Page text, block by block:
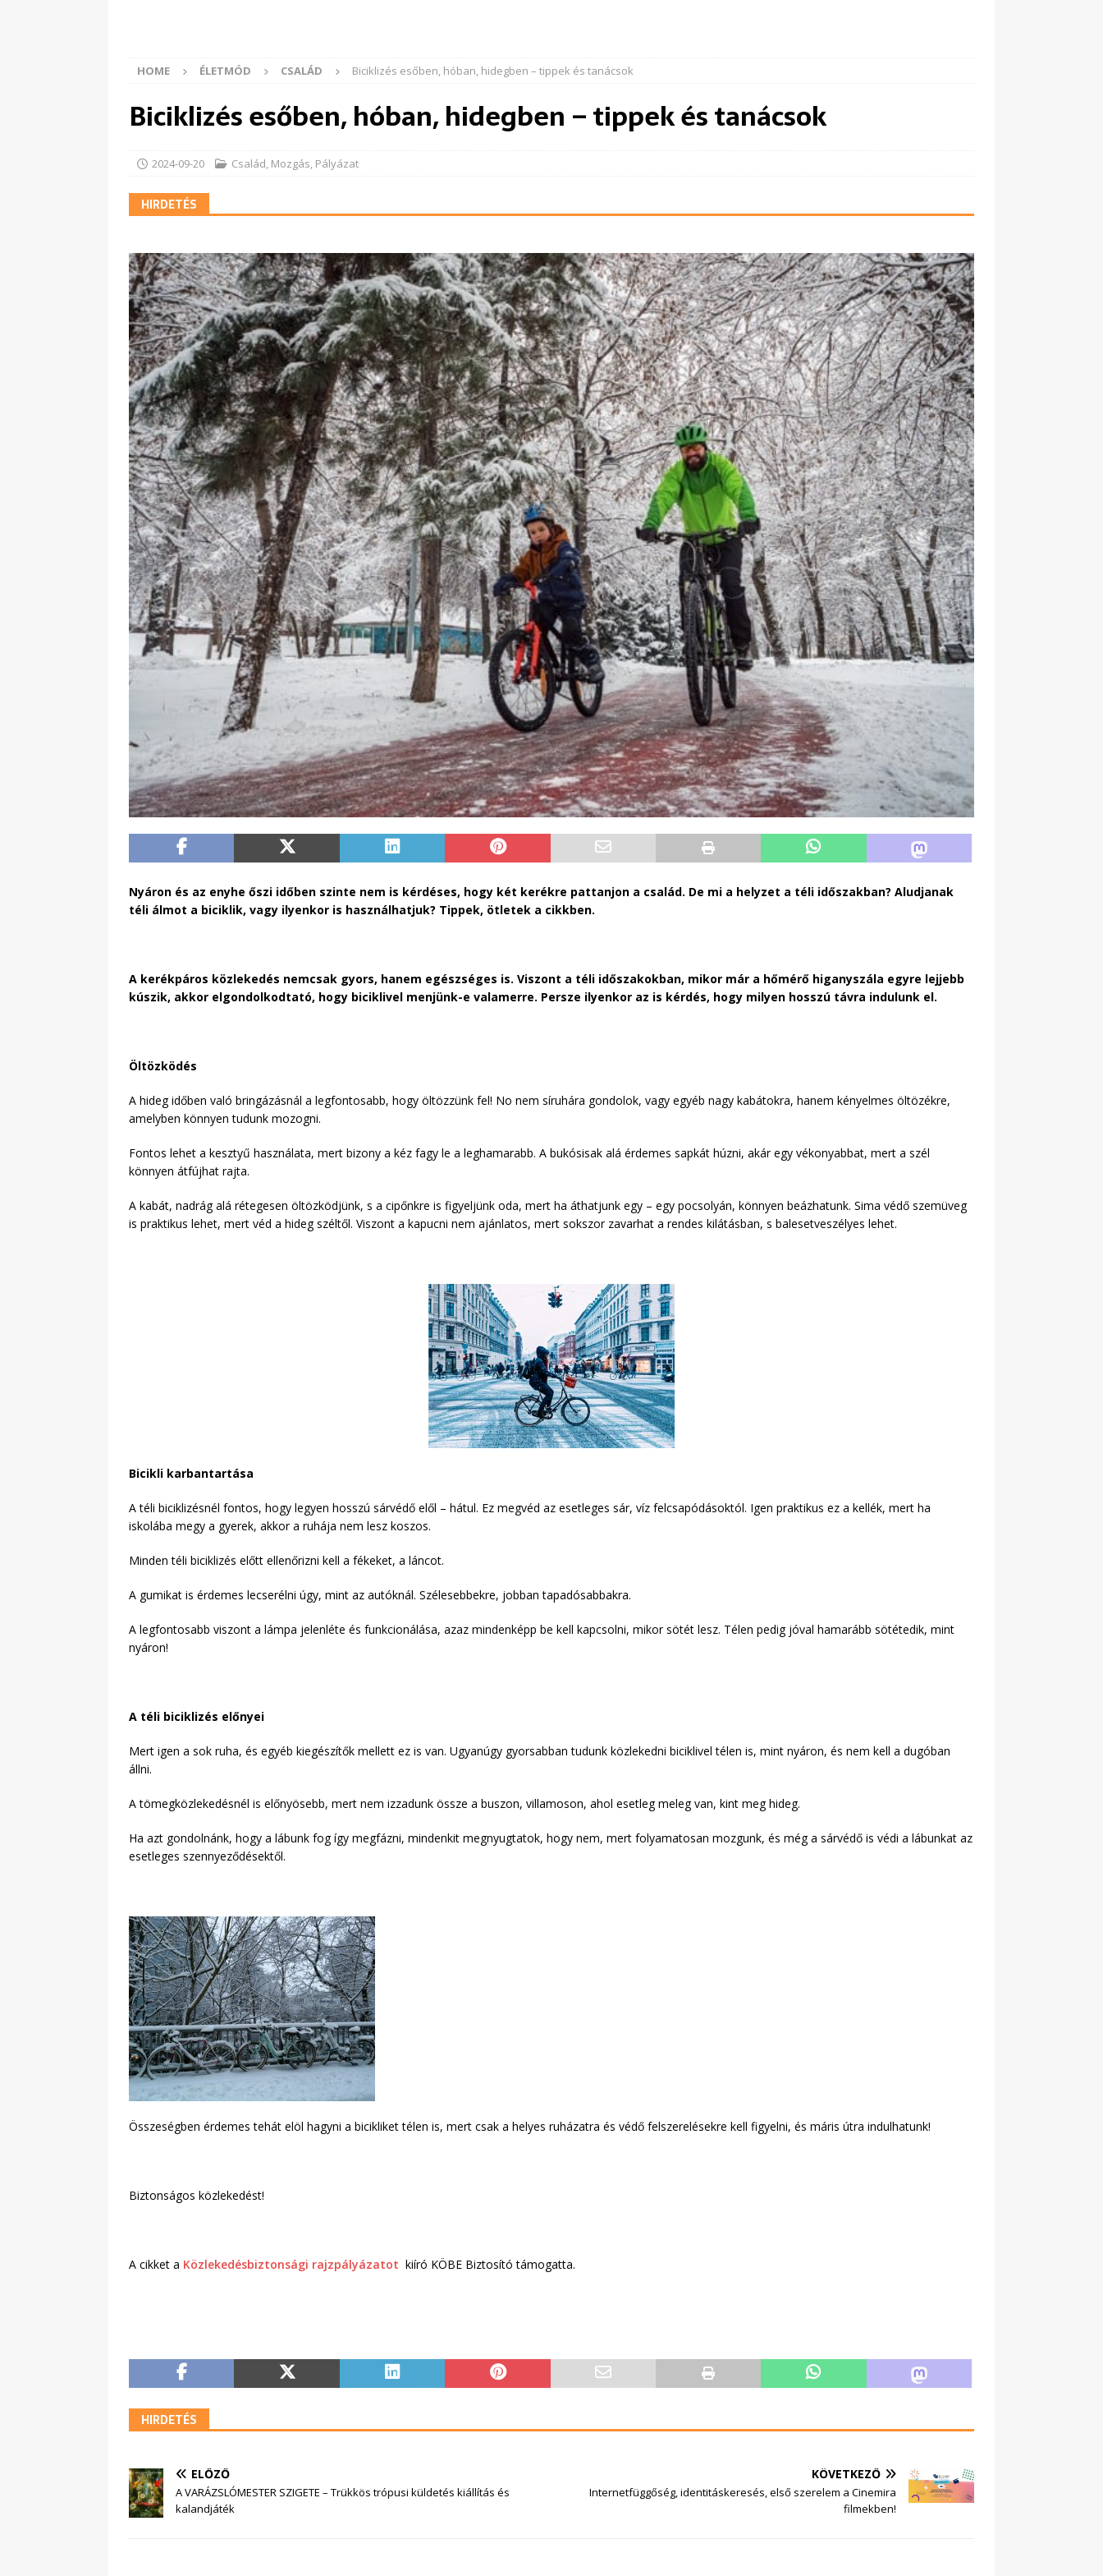
HOME ÉLETMÓD CSALÁD Biciklizés esőben, hóban, hidegben – tippek és tanácsok
Biciklizés esőben, hóban, hidegben – tippek és tanácsok
2024-09-20 Család, Mozgás, Pályázat
HIRDETÉS
Nyáron és az enyhe őszi időben szinte nem is kérdéses, hogy két kerékre pattanjon a család. De mi a helyzet a téli időszakban? Aludjanak
téli álmot a biciklik, vagy ilyenkor is használhatjuk? Tippek, ötletek a cikkben.
A kerékpáros közlekedés nemcsak gyors, hanem egészséges is. Viszont a téli időszakokban, mikor már a hőmérő higanyszála egyre lejjebb
kúszik, akkor elgondolkodtató, hogy biciklivel menjünk-e valamerre. Persze ilyenkor az is kérdés, hogy milyen hosszú távra indulunk el.
Öltözködés
A hideg időben való bringázásnál a legfontosabb, hogy öltözzünk fel! No nem síruhára gondolok, vagy egyéb nagy kabátokra, hanem kényelmes öltözékre,
amelyben könnyen tudunk mozogni.
Fontos lehet a kesztyű használata, mert bizony a kéz fagy le a leghamarabb. A bukósisak alá érdemes sapkát húzni, akár egy vékonyabbat, mert a szél
könnyen átfújhat rajta.
A kabát, nadrág alá rétegesen öltözködjünk, s a cipőnkre is figyeljünk oda, mert ha áthatjunk egy – egy pocsolyán, könnyen beázhatunk. Sima védő szemüveg
is praktikus lehet, mert véd a hideg széltől. Viszont a kapucni nem ajánlatos, mert sokszor zavarhat a rendes kilátásban, s balesetveszélyes lehet.
Bicikli karbantartása
A téli biciklizésnél fontos, hogy legyen hosszú sárvédő elől – hátul. Ez megvéd az esetleges sár, víz felcsapódásoktól. Igen praktikus ez a kellék, mert ha
iskolába megy a gyerek, akkor a ruhája nem lesz koszos.
Minden téli biciklizés előtt ellenőrizni kell a fékeket, a láncot.
A gumikat is érdemes lecserélni úgy, mint az autóknál. Szélesebbekre, jobban tapadósabbakra.
A legfontosabb viszont a lámpa jelenléte és funkcionálása, azaz mindenképp be kell kapcsolni, mikor sötét lesz. Télen pedig jóval hamarább sötétedik, mint
nyáron!
A téli biciklizés előnyei
Mert igen a sok ruha, és egyéb kiegészítők mellett ez is van. Ugyanúgy gyorsabban tudunk közlekedni biciklivel télen is, mint nyáron, és nem kell a dugóban
állni.
A tömegközlekedésnél is előnyösebb, mert nem izzadunk össze a buszon, villamoson, ahol esetleg meleg van, kint meg hideg.
Ha azt gondolnánk, hogy a lábunk fog így megfázni, mindenkit megnyugtatok, hogy nem, mert folyamatosan mozgunk, és még a sárvédő is védi a lábunkat az
esetleges szennyeződésektől.
Összeségben érdemes tehát elöl hagyni a bicikliket télen is, mert csak a helyes ruházatra és védő felszerelésekre kell figyelni, és máris útra indulhatunk!
Biztonságos közlekedést!
A cikket a Közlekedésbiztonsági rajzpályázatot kiíró KÖBE Biztosító támogatta.
HIRDETÉS
ELŐZŐ
A VARÁZSLÓMESTER SZIGETE – Trükkös trópusi küldetés kiállítás és
kalandjáték
KÖVETKEZŐ
Internetfüggőség, identitáskeresés, első szerelem a Cinemira
filmekben!